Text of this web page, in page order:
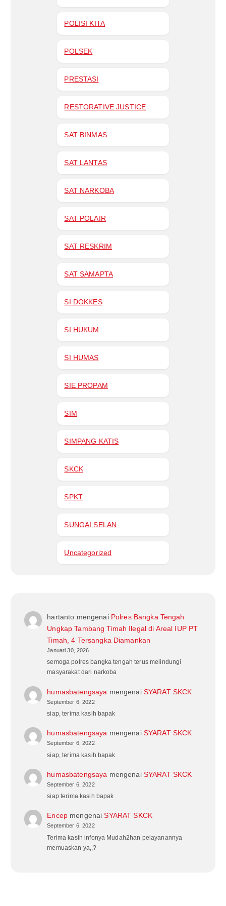
POLISI KITA
POLSEK
PRESTASI
RESTORATIVE JUSTICE
SAT BINMAS
SAT LANTAS
SAT NARKOBA
SAT POLAIR
SAT RESKRIM
SAT SAMAPTA
SI DOKKES
SI HUKUM
SI HUMAS
SIE PROPAM
SIM
SIMPANG KATIS
SKCK
SPKT
SUNGAI SELAN
Uncategorized
hartanto mengenai Polres Bangka Tengah
Ungkap Tambang Timah Ilegal di Areal IUP PT
Timah, 4 Tersangka Diamankan
Januari 30, 2026
semoga polres bangka tengah terus melindungi
masyarakat dari narkoba
humasbatengsaya mengenai SYARAT SKCK
September 6, 2022
siap, terima kasih bapak
humasbatengsaya mengenai SYARAT SKCK
September 6, 2022
siap, terima kasih bapak
humasbatengsaya mengenai SYARAT SKCK
September 6, 2022
siap terima kasih bapak
EncepmengenaiSYARAT SKCK
September 6, 2022
Terima kasih infonya Mudah2han pelayanannya
memuaskan ya,,?